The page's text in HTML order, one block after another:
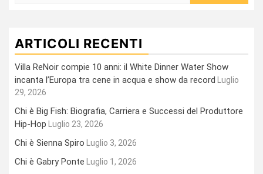
ARTICOLI RECENTI
Villa ReNoir compie 10 anni: il White Dinner Water Show
incanta l’Europa tra cene in acqua e show da record Luglio
29, 2026
Chi è Big Fish: Biografia, Carriera e Successi del Produttore
Hip-Hop Luglio 23, 2026
Chi è Sienna Spiro Luglio 3, 2026
Chi è Gabry Ponte Luglio 1, 2026